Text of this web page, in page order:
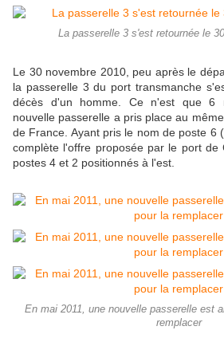
La passerelle 3 s'est retournée le
Le 30 novembre 2010, peu après le
la passerelle 3 du port transmanche
décès d'un homme. Ce n'est que 6
nouvelle passerelle a pris place au
de France. Ayant pris le nom de poste 6
complète l'offre proposée par le port de
postes 4 et 2 positionnés à l'est.
En mai 2011, une nouvelle passerelle est
remplacer